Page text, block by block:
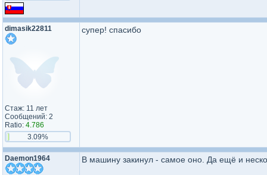
dimasik22811
Стаж: 11 лет
Сообщений: 2
Ratio: 4.786
3.09%
супер! спасибо
Daemon1964 В машину закинул - самое оно. Да ещё и